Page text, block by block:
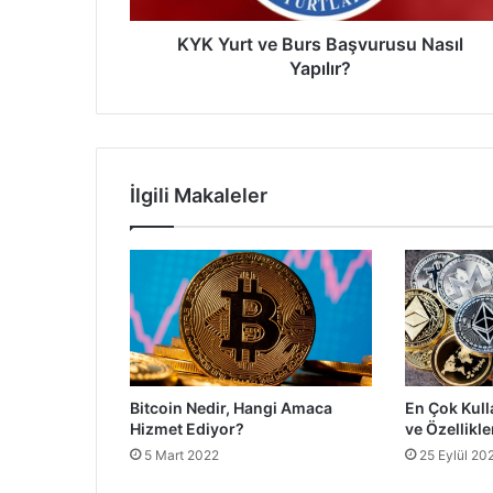
KYK Yurt ve Burs Başvurusu Nasıl
Yapılır?
İlgili Makaleler
Bitcoin Nedir, Hangi Amaca
Hizmet Ediyor?
5 Mart 2022
En Çok
ve
25 Eylül